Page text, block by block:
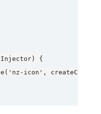
{
icon',